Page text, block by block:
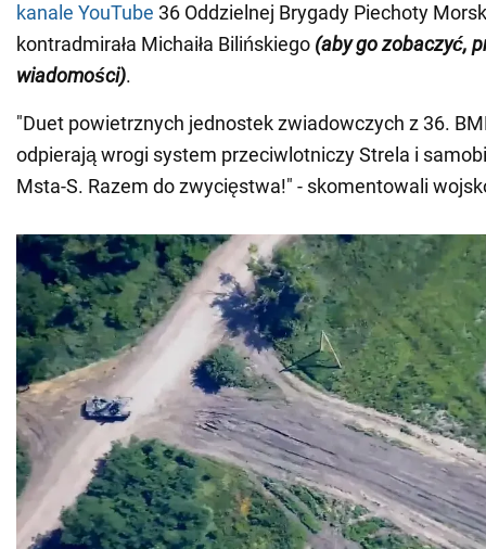
kanale YouTube 36 Oddzielnej Brygady Piechoty
kontradmirała Michaiła Bilińskiego (aby go zobaczyć,
wiadomości).
"Duet powietrznych jednostek zwiadowczych z 36.
odpierają wrogi system przeciwlotniczy Strela i
Msta-S. Razem do zwycięstwa!" - skomentowali